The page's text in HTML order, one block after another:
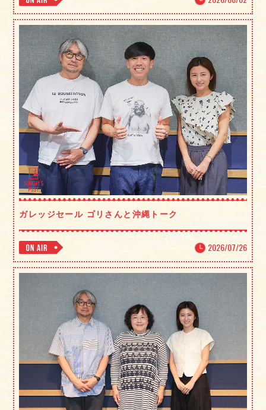
ガレッジセール ゴリさんと沖縄トーク
2026/07/26